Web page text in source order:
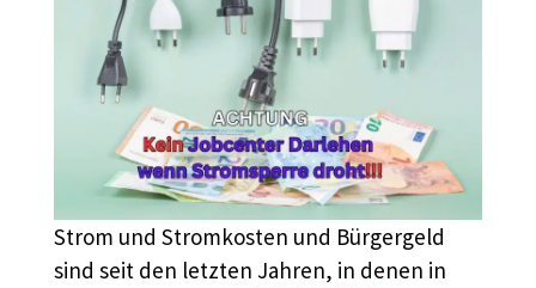
Strom und Stromkosten und Bürgergeld
sind seit den letzten Jahren, in denen in